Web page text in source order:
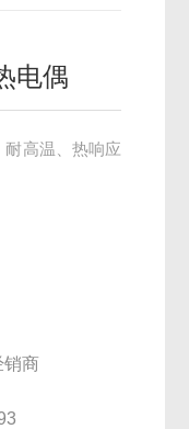
电偶
耐高温、热响应
销商